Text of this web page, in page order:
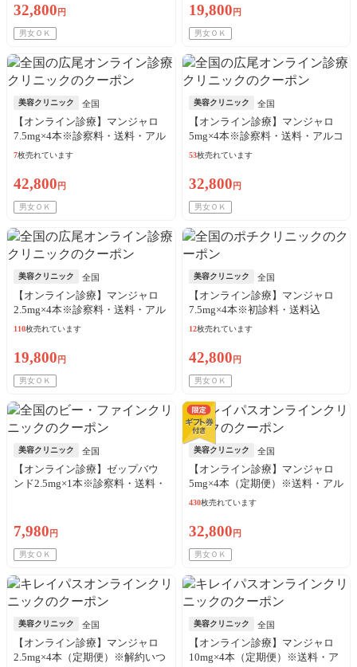
32,800 円
男女ＯＫ
19,800 円
男女ＯＫ
美容クリニック 全国
【オンライン診療】マンジャロ
7.5mg×4本※診察料・送料・アル
コール綿込
7枚売れています
42,800 円
男女ＯＫ
美容クリニック 全国
【オンライン診療】マンジャロ
5mg×4本※診察料・送料・アルコ
ール綿込
53枚売れています
32,800 円
男女ＯＫ
美容クリニック 全国
【オンライン診療】マンジャロ
2.5mg×4本※診察料・送料・アル
コール綿込
110枚売れています
19,800 円
男女ＯＫ
美容クリニック 全国
【オンライン診療】マンジャロ
7.5mg×4本※初診料・送料込
12枚売れています
42,800 円
男女ＯＫ
美容クリニック 全国
【オンライン診療】ゼップバウ
ンド2.5mg×1本※診察料・送料・
7,980 円
男女ＯＫ
美容クリニック 全国
【オンライン診療】マンジャロ
5mg×4本（定期便）※送料・アル
コール綿・診察料込
430枚売れています
32,800 円
男女ＯＫ
美容クリニック 全国
【オンライン診療】マンジャロ
2.5mg×4本（定期便）※解約いつ
美容クリニック 全国
【オンライン診療】マンジャロ
10mg×4本（定期便）※送料・ア